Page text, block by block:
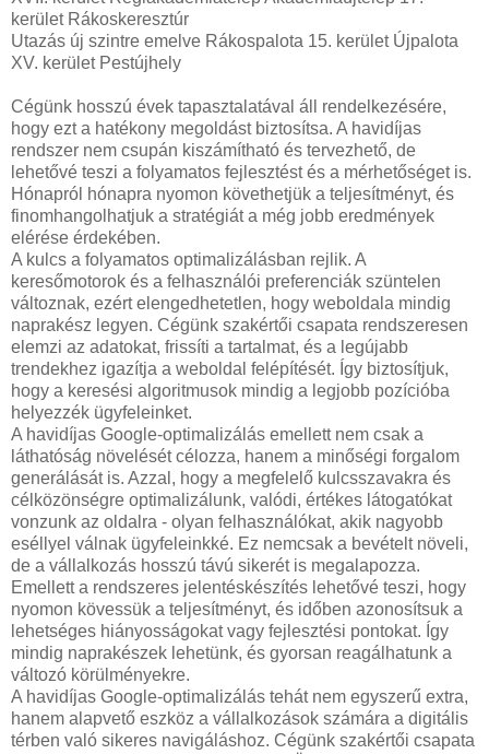
kerület Rákoskeresztúr
Utazás új szintre emelve Rákospalota 15. kerület Újpalota
XV. kerület Pestújhely
Cégünk hosszú évek tapasztalatával áll rendelkezésére,
hogy ezt a hatékony megoldást biztosítsa. A havidíjas
rendszer nem csupán kiszámítható és tervezhető, de
lehetővé teszi a folyamatos fejlesztést és a mérhetőséget is.
Hónapról hónapra nyomon követhetjük a teljesítményt, és
finomhangolhatjuk a stratégiát a még jobb eredmények
elérése érdekében.
A kulcs a folyamatos optimalizálásban rejlik. A
keresőmotorok és a felhasználói preferenciák szüntelen
változnak, ezért elengedhetetlen, hogy weboldala mindig
naprakész legyen. Cégünk szakértői csapata rendszeresen
elemzi az adatokat, frissíti a tartalmat, és a legújabb
trendekhez igazítja a weboldal felépítését. Így biztosítjuk,
hogy a keresési algoritmusok mindig a legjobb pozícióba
helyezzék ügyfeleinket.
A havidíjas Google-optimalizálás emellett nem csak a
láthatóság növelését célozza, hanem a minőségi forgalom
generálását is. Azzal, hogy a megfelelő kulcsszavakra és
célközönségre optimalizálunk, valódi, értékes látogatókat
vonzunk az oldalra - olyan felhasználókat, akik nagyobb
eséllyel válnak ügyfeleinkké. Ez nemcsak a bevételt növeli,
de a vállalkozás hosszú távú sikerét is megalapozza.
Emellett a rendszeres jelentéskészítés lehetővé teszi, hogy
nyomon kövessük a teljesítményt, és időben azonosítsuk a
lehetséges hiányosságokat vagy fejlesztési pontokat. Így
mindig naprakészek lehetünk, és gyorsan reagálhatunk a
változó körülményekre.
A havidíjas Google-optimalizálás tehát nem egyszerű extra,
hanem alapvető eszköz a vállalkozások számára a digitális
térben való sikeres navigáláshoz. Cégünk szakértői csapata